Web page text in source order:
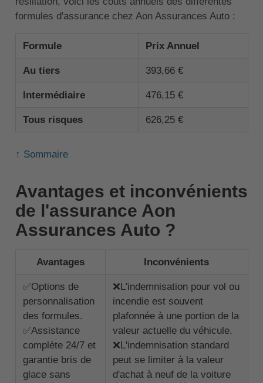
formules d'assurance chez Aon Assurances Auto :
Formule Prix Annuel
Au tiers 393,66 €
Intermédiaire 476,15 €
Tous risques 626,25 €
↑ Sommaire
Avantages et inconvénients
de l'assurance Aon
Assurances Auto ?
Avantages Inconvénients
✅Options de
personnalisation
des formules.
✅Assistance
complète 24/7 et
garantie bris de
glace sans
❌L'indemnisation pour vol ou
incendie est souvent
plafonnée à une portion de la
valeur actuelle du véhicule.
❌L'indemnisation standard
peut se limiter à la valeur
d'achat à neuf de la voiture